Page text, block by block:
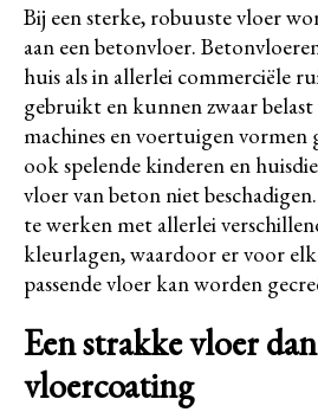
Bij een sterke, robuuste vloer
aan een betonvloer.
huis als in allerlei commerciële
gebruikt en kunnen zwaar
machines en voertuigen vormen
ook spelende kinderen en
vloer van beton niet
te werken met allerlei
kleurlagen, waardoor er voor
passende vloer kan worden
Een strakke vloer
vloercoating